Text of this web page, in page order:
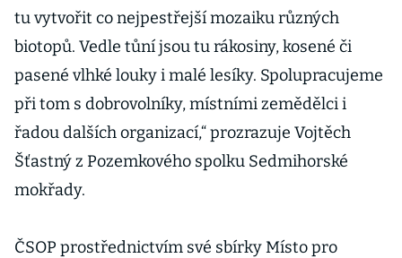
tu vytvořit co nejpestřejší mozaiku různých
biotopů. Vedle tůní jsou tu rákosiny, kosené či
pasené vlhké louky i malé lesíky. Spolupracujeme
při tom s dobrovolníky, místními zemědělci i
řadou dalších organizací,“ prozrazuje Vojtěch
Šťastný z Pozemkového spolku Sedmihorské
mokřady.
ČSOP prostřednictvím své sbírky Místo pro